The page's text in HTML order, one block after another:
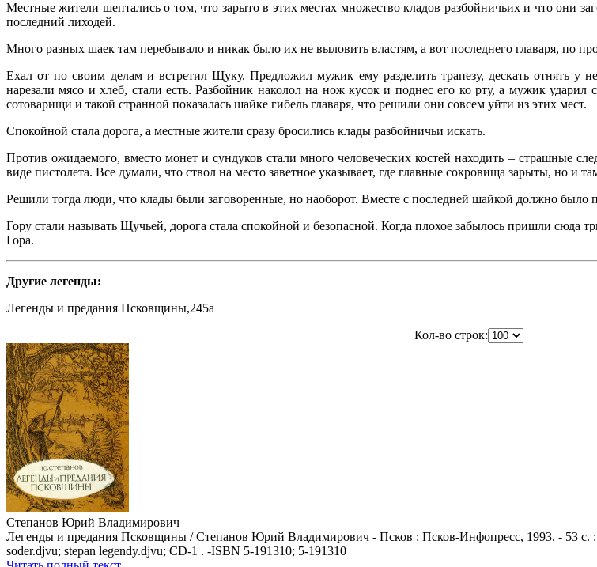
Местные жители шептались о том, что зарыто в этих местах множество кладов разбойничьих и что они
последний лиходей.
Много разных шаек там перебывало и никак было их не выловить властям, а вот последнего главаря, по
Ехал от по своим делам и встретил Щуку. Предложил мужик ему разделить трапезу, дескать отнять у
нарезали мясо и хлеб, стали есть. Разбойник наколол на нож кусок и поднес его ко рту, а мужик
сотоварищи и такой странной показалась шайке гибель главаря, что решили они совсем уйти из этих мест.
Спокойной стала дорога, а местные жители сразу бросились клады разбойничьи искать.
Против ожидаемого, вместо монет и сундуков стали много человеческих костей находить – страшные
виде пистолета. Все думали, что ствол на место заветное указывает, где главные сокровища зарыты, но и
Решили тогда люди, что клады были заговоренные, но наоборот. Вместе с последней шайкой должно было
Гору стали называть Щучьей, дорога стала спокойной и безопасной. Когда плохое забылось пришли сюда
Гора.
Другие легенды:
Легенды и предания Псковщины,245a
Кол-во строк:
Степанов Юрий Владимирович
Легенды и предания Псковщины / Степанов Юрий Владимирович - Псков : Псков-Инфопресс, 1993. - 53 с. :
soder.djvu; stepan legendy.djvu; CD-1 . -ISBN 5-191310; 5-191310